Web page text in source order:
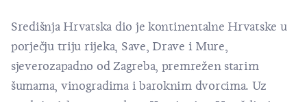
Središnja Hrvatska dio je kontinentalne Hrvatske u
porječju triju rijeka, Save, Drave i Mure,
sjeverozapadno od Zagreba, premrežen starim
šumama, vinogradima i baroknim dvorcima. Uz